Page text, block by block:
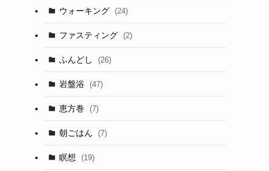
ウォーキング (24)
ファスティング (2)
ふんどし (26)
岩盤浴 (47)
恵方巻 (7)
朝ごはん (7)
瞑想 (19)